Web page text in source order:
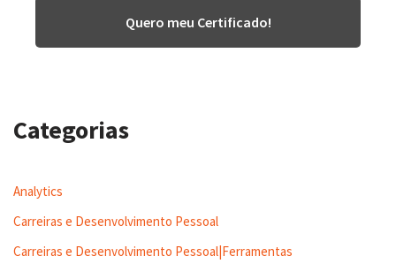
Quero meu Certificado!
Categorias
Analytics
Carreiras e Desenvolvimento Pessoal
Carreiras e Desenvolvimento Pessoal|Ferramentas